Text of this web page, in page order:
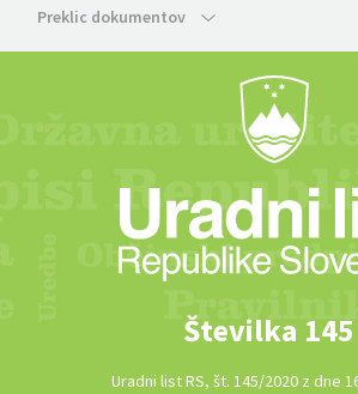
Preklic dokumentov
Številka 145
Uradni list RS, št. 145/2020 z dne